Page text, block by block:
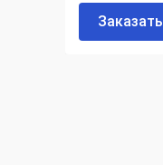
Заказать